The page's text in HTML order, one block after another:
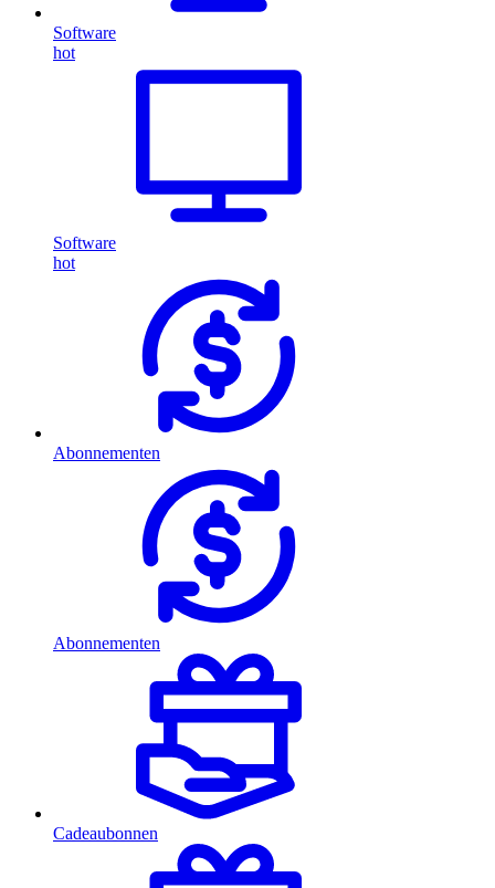
Software
hot
Software
hot
Abonnementen
Abonnementen
Cadeaubonnen